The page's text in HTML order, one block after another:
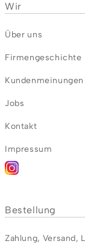
Wir
Über uns
Firmengeschichte
Kundenmeinungen
Jobs
Kontakt
Impressum
Bestellung
Zahlung, Versand,